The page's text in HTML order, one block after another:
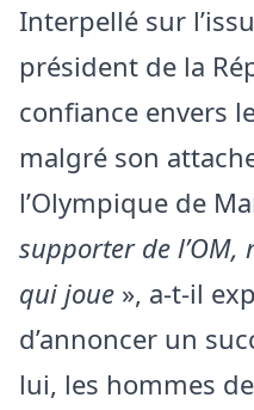
Interpellé sur
président de la
confiance envers
malgré son
l’Olympique de
supporter de l’OM,
qui joue », a-t-il
d’annoncer un
lui, les hommes